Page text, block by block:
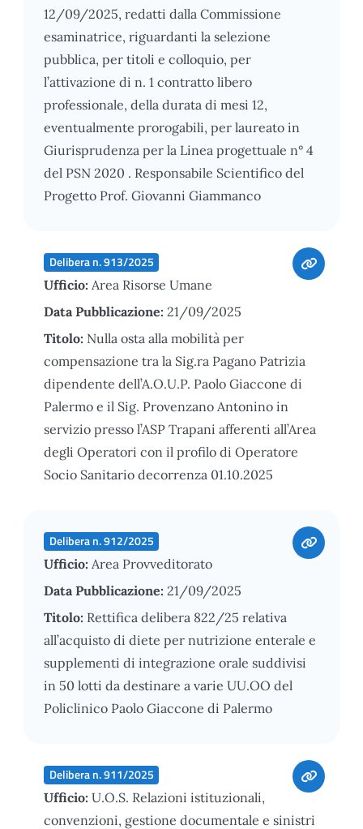
12/09/2025, redatti dalla Commissione
esaminatrice, riguardanti la selezione
pubblica, per titoli e colloquio, per
l’attivazione di n. 1 contratto libero
professionale, della durata di mesi 12,
eventualmente prorogabili, per laureato in
Giurisprudenza per la Linea progettuale n° 4
del PSN 2020 . Responsabile Scientifico del
Progetto Prof. Giovanni Giammanco
Delibera n. 913/2025
Ufficio: Area Risorse Umane
Data Pubblicazione: 21/09/2025
Titolo: Nulla osta alla mobilità per
compensazione tra la Sig.ra Pagano Patrizia
dipendente dell’A.O.U.P. Paolo Giaccone di
Palermo e il Sig. Provenzano Antonino in
servizio presso l’ASP Trapani afferenti all’Area
degli Operatori con il profilo di Operatore
Socio Sanitario decorrenza 01.10.2025
Delibera n. 912/2025
Ufficio: Area Provveditorato
Data Pubblicazione: 21/09/2025
Titolo: Rettifica delibera 822/25 relativa
all’acquisto di diete per nutrizione enterale e
supplementi di integrazione orale suddivisi
in 50 lotti da destinare a varie UU.OO del
Policlinico Paolo Giaccone di Palermo
Delibera n. 911/2025
Ufficio: U.O.S. Relazioni istituzionali,
convenzioni, gestione documentale e sinistri